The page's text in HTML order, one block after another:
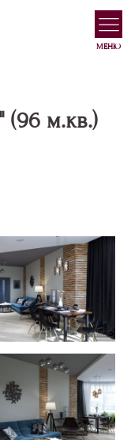
МЕНЮ
(96 м.кв.)